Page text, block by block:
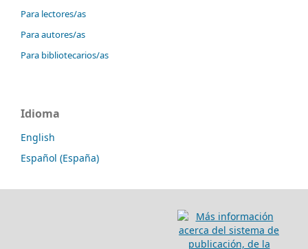
Para lectores/as
Para autores/as
Para bibliotecarios/as
Idioma
English
Español (España)